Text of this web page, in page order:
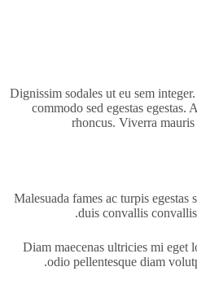
Dignissim sodales ut eu sem
commodo sed egestas egestas.
rhoncus. Viverra
Malesuada fames ac turpis egestas
duis convallis
Diam maecenas ultricies mi eget
odio pellentesque diam